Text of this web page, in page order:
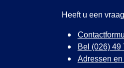
Heeft u een
Bel (026) 49
Adressen